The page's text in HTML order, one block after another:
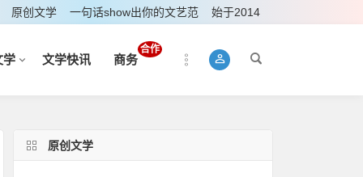
原创文学 一句话show出你的文艺范 始于2014
学 文学快讯 商务
合作
原创文学